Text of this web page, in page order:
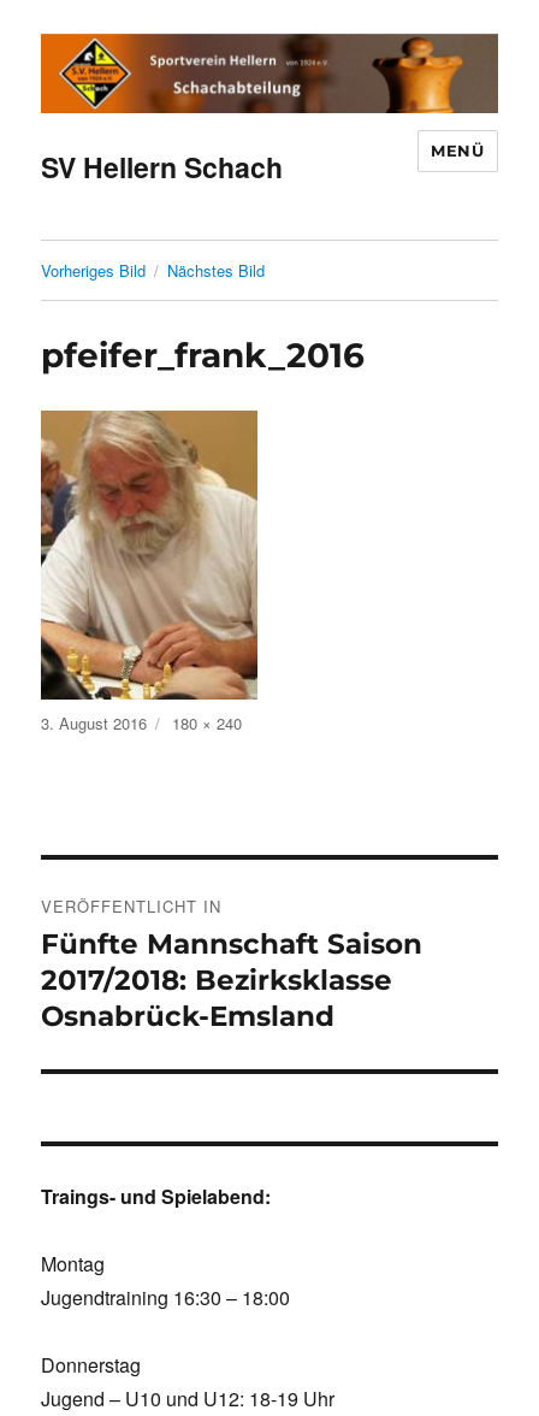
SV Hellern Schach MENÜ
Vorheriges Bild Nächstes Bild
pfeifer_frank_2016
Veröffentlicht
am
3. August 2016 Volle
Größe
180 × 240
VERÖFFENTLICHT IN
Fünfte Mannschaft Saison
2017/2018: Bezirksklasse
Osnabrück-Emsland
Traings- und Spielabend:
Montag
Jugendtraining 16:30 – 18:00
Donnerstag
Jugend – U10 und U12: 18-19 Uhr